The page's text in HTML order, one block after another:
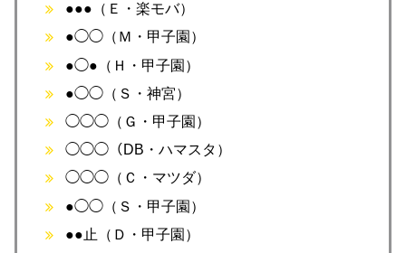
●●●（Ｅ・楽モバ）
●◯◯（Ｍ・甲子園）
●◯●（Ｈ・甲子園）
●◯◯（Ｓ・神宮）
◯◯◯（Ｇ・甲子園）
◯◯◯（DB・ハマスタ）
◯◯◯（Ｃ・マツダ）
●◯◯（Ｓ・甲子園）
●●止（Ｄ・甲子園）